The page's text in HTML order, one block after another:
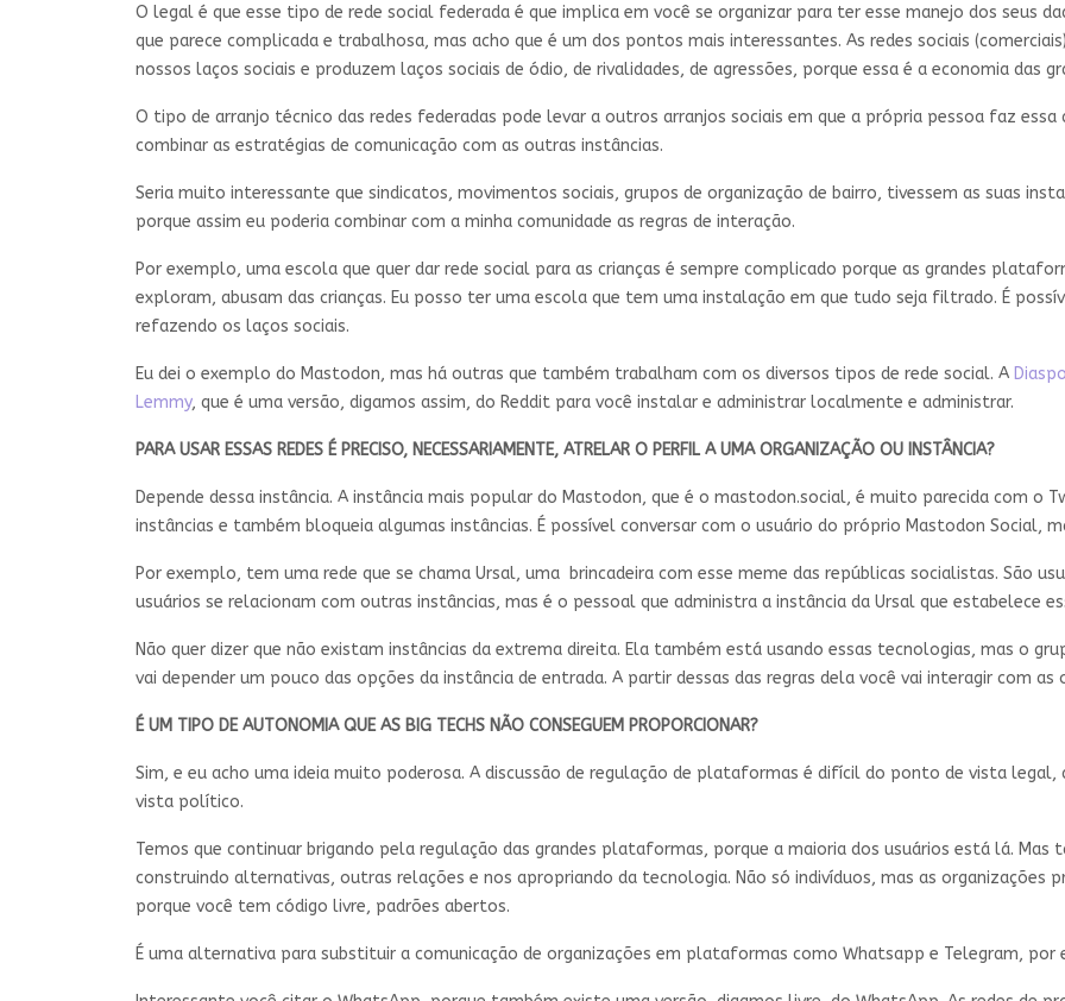
O legal é que esse tipo de rede social federada é que implica em você se organizar para ter esse manejo dos seus
que parece complicada e trabalhosa, mas acho que é um dos pontos mais interessantes. As redes sociais
nossos laços sociais e produzem laços sociais de ódio, de rivalidades, de agressões, porque essa é a economia das
O tipo de arranjo técnico das redes federadas pode levar a outros arranjos sociais em que a própria pessoa faz
combinar as estratégias de comunicação com as outras instâncias.
Seria muito interessante que sindicatos, movimentos sociais, grupos de organização de bairro, tivessem as suas
porque assim eu poderia combinar com a minha comunidade as regras de interação.
Por exemplo, uma escola que quer dar rede social para as crianças é sempre complicado porque as grandes
exploram, abusam das crianças. Eu posso ter uma escola que tem uma instalação em que tudo seja filtrado. É
refazendo os laços sociais.
Eu dei o exemplo do Mastodon, mas há outras que também trabalham com os diversos tipos de rede social. A
Lemmy, que é uma versão, digamos assim, do Reddit para você instalar e administrar localmente e administrar.
PARA USAR ESSAS REDES É PRECISO, NECESSARIAMENTE, ATRELAR O PERFIL A UMA ORGANIZAÇÃO OU INSTÂNCIA?
Depende dessa instância. A instância mais popular do Mastodon, que é o mastodon.social, é muito parecida com o
instâncias e também bloqueia algumas instâncias. É possível conversar com o usuário do próprio Mastodon Social,
Por exemplo, tem uma rede que se chama Ursal, uma brincadeira com esse meme das repúblicas socialistas. São
usuários se relacionam com outras instâncias, mas é o pessoal que administra a instância da Ursal que estabelece
Não quer dizer que não existam instâncias da extrema direita. Ela também está usando essas tecnologias, mas o
vai depender um pouco das opções da instância de entrada. A partir dessas das regras dela você vai interagir com
É UM TIPO DE AUTONOMIA QUE AS BIG TECHS NÃO CONSEGUEM PROPORCIONAR?
Sim, e eu acho uma ideia muito poderosa. A discussão de regulação de plataformas é difícil do ponto de vista
vista político.
Temos que continuar brigando pela regulação das grandes plataformas, porque a maioria dos usuários está lá.
construindo alternativas, outras relações e nos apropriando da tecnologia. Não só indivíduos, mas as organizações
porque você tem código livre, padrões abertos.
É uma alternativa para substituir a comunicação de organizações em plataformas como Whatsapp e Telegram,